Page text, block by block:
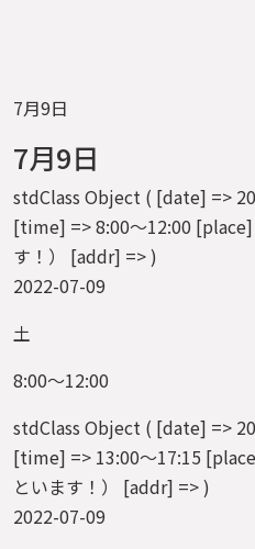
7月9日
7月9日
stdClass Object ( [date] =>
[time] => 8:00～12:00 [place]
す！） [addr] => )
2022-07-09
土
8:00～12:00
stdClass Object ( [date] =>
[time] => 13:00～17:15
といます！） [addr] => )
2022-07-09